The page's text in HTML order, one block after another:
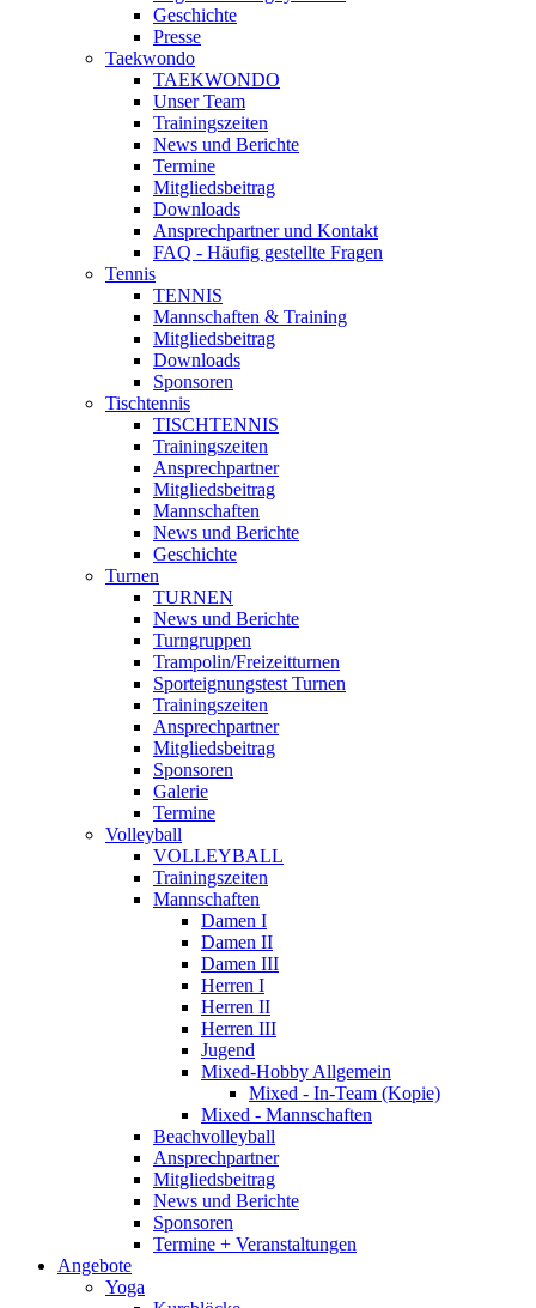
Geschichte
Presse
Taekwondo
TAEKWONDO
Unser Team
Trainingszeiten
News und Berichte
Termine
Mitgliedsbeitrag
Downloads
Ansprechpartner und Kontakt
FAQ - Häufig gestellte Fragen
Tennis
TENNIS
Mannschaften & Training
Mitgliedsbeitrag
Downloads
Sponsoren
Tischtennis
TISCHTENNIS
Trainingszeiten
Ansprechpartner
Mitgliedsbeitrag
Mannschaften
News und Berichte
Geschichte
Turnen
TURNEN
News und Berichte
Turngruppen
Trampolin/Freizeitturnen
Sporteignungstest Turnen
Trainingszeiten
Ansprechpartner
Mitgliedsbeitrag
Sponsoren
Galerie
Termine
Volleyball
VOLLEYBALL
Trainingszeiten
Mannschaften
Damen I
Damen II
Damen III
Herren I
Herren II
Herren III
Jugend
Mixed-Hobby Allgemein
Mixed - In-Team (Kopie)
Mixed - Mannschaften
Beachvolleyball
Ansprechpartner
Mitgliedsbeitrag
News und Berichte
Sponsoren
Termine + Veranstaltungen
Angebote
Yoga